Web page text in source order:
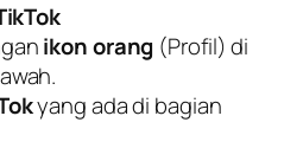
ikon orang (Profil) di
yang ada di bagian